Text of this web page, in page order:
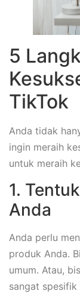
5
TikTok
Anda tidak
ingin meraih
untuk meraih
1.
Anda
Anda perlu
produk Anda.
umum. Atau,
sangat spesifik